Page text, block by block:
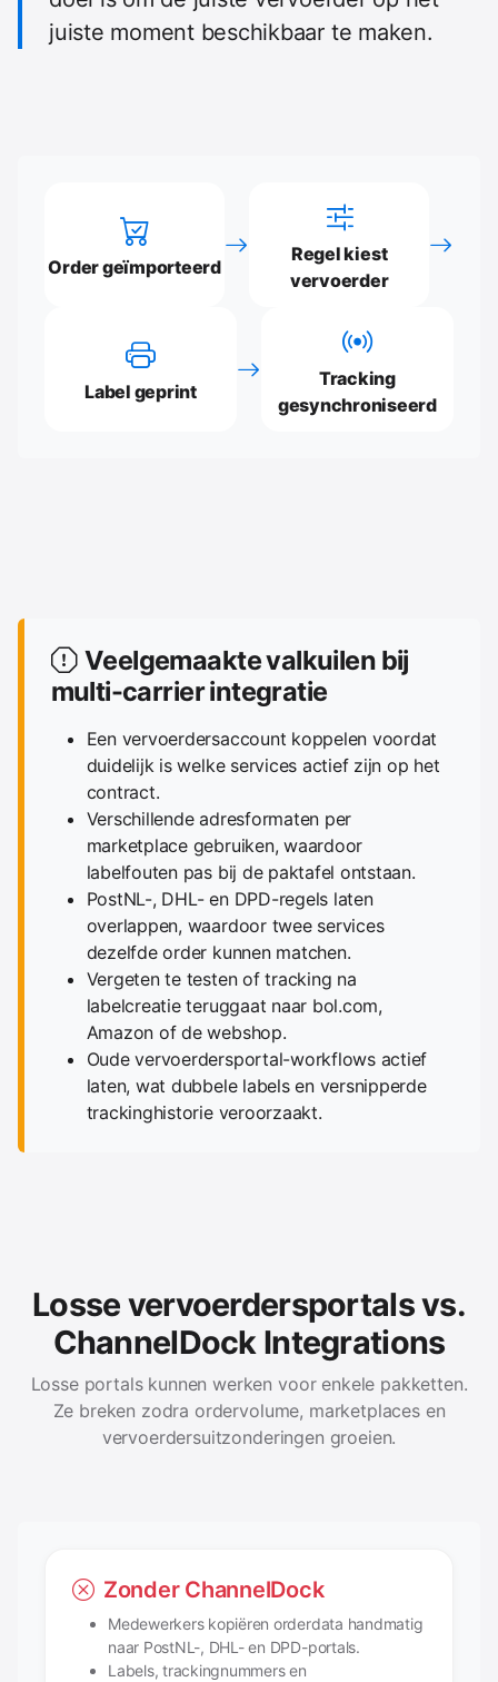
juiste moment beschikbaar te maken.
Order geïmporteerd
Regel kiest
vervoerder
Label geprint
Tracking
gesynchroniseerd
Veelgemaakte valkuilen bij
multi-carrier integratie
Een vervoerdersaccount koppelen voordat
duidelijk is welke services actief zijn op het
contract.
Verschillende adresformaten per
marketplace gebruiken, waardoor
labelfouten pas bij de paktafel ontstaan.
PostNL-, DHL- en DPD-regels laten
overlappen, waardoor twee services
dezelfde order kunnen matchen.
Vergeten te testen of tracking na
labelcreatie teruggaat naar bol.com,
Amazon of de webshop.
Oude vervoerdersportal-workflows actief
laten, wat dubbele labels en versnipperde
trackinghistorie veroorzaakt.
Losse vervoerdersportals vs.
ChannelDock Integrations
Losse portals kunnen werken voor enkele pakketten.
Ze breken zodra ordervolume, marketplaces en
vervoerdersuitzonderingen groeien.
Zonder ChannelDock
Medewerkers kopiëren orderdata handmatig
naar PostNL-, DHL- en DPD-portals.
Labels, trackingnummers en